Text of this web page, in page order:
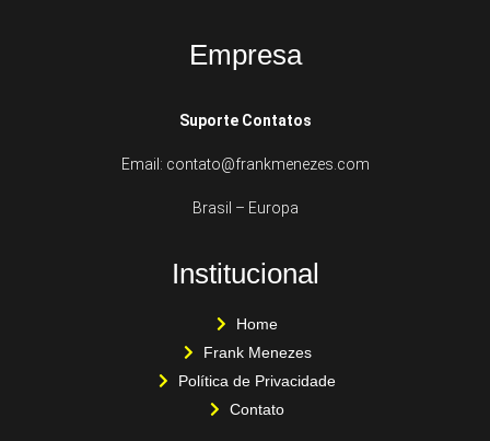
Empresa
Suporte Contatos
Email: contato@frankmenezes.com
Brasil – Europa
Institucional
Home
Frank Menezes
Política de Privacidade
Contato